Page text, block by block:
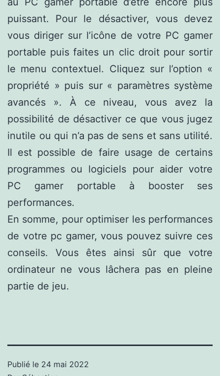
puissant. Pour le désactiver, vous devez
vous diriger sur l’icône de votre PC gamer
portable puis faites un clic droit pour sortir
le menu contextuel. Cliquez sur l’option «
propriété » puis sur « paramètres système
avancés ». À ce niveau, vous avez la
possibilité de désactiver ce que vous jugez
inutile ou qui n’a pas de sens et sans utilité.
Il est possible de faire usage de certains
programmes ou logiciels pour aider votre
PC gamer portable à booster ses
performances.
En somme, pour optimiser les performances
de votre pc gamer, vous pouvez suivre ces
conseils. Vous êtes ainsi sûr que votre
ordinateur ne vous lâchera pas en pleine
partie de jeu.
Publié le 24 mai 2022